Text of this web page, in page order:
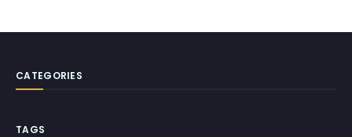
CATEGORIES
TAGS